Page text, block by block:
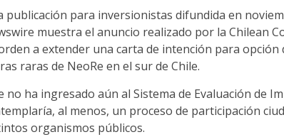
publicación para inversionistas difundida en
muestra el anuncio realizado por la Chilean
a extender una carta de intención para opción
raras de NeoRe en el sur de Chile.
no ha ingresado aún al Sistema de Evaluación de
al menos, un proceso de participación
organismos públicos.